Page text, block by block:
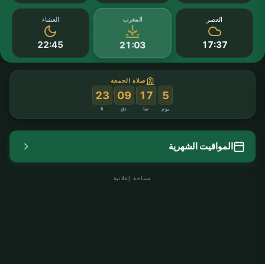
العصر
17:37
المغرب
21:03
العشاء
22:45
صلاة الجمعة
5
يوم
:
17
سا
:
09
دق
:
23
ثا
المواقيت الشهرية
مساحة إعلانية